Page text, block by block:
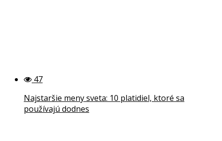
47
Najstaršie meny sveta: 10 platidiel, ktoré sa
používajú dodnes